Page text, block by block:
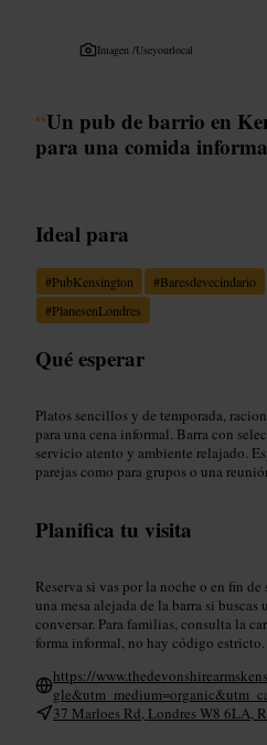
Imagen /Useyourlocal
“Un pub de barrio en
para una comida
Ideal para
#PubKensington #Baresdevecindario
#PlanesenLondres
Qué esperar
Platos sencillos y de temporada,
para una cena informal. Barra con
servicio atento y ambiente relajado.
parejas como para grupos o una
Planifica tu visita
Reserva si vas por la noche o en fin de
una mesa alejada de la barra si
conversar. Para familias, consulta la
forma informal, no hay código estricto.
https://
37 Marloes Rd, Londres W8 6LA,